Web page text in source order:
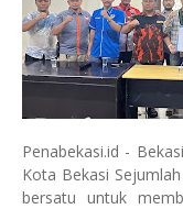
Penabekasi.id -
Kota Bekasi
bersatu untuk